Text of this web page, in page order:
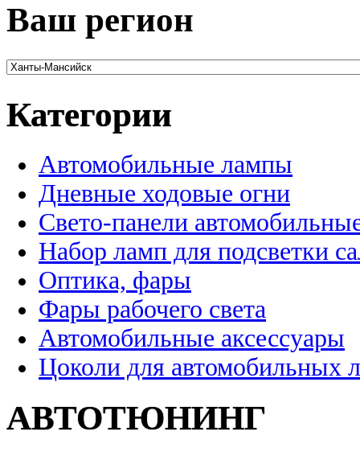
Ваш регион
Категории
Автомобильные лампы
Дневные ходовые огни
Свето-панели
Набор ламп для подсветки
Оптика, фары
Фары рабочего света
Автомобильные аксессуары
Цоколи для автомобильных
АВТОТЮНИНГ